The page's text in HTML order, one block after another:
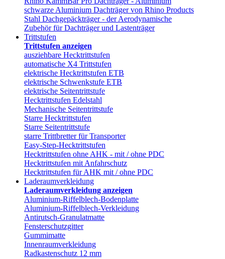
schwarze Aluminium Dachträger von Rhino Products
Stahl Dachgepäckträger - der Aerodynamische
Zubehör für Dachträger und Lastenträger
Trittstufen
Trittstufen anzeigen
ausziehbare Hecktrittstufen
automatische X4 Trittstufen
elektrische Hecktrittstufen ETB
elektrische Schwenkstufe ETB
elektrische Seitentrittstufe
Hecktrittstufen Edelstahl
Mechanische Seitentrittstufe
Starre Hecktrittstufen
Starre Seitentrittstufe
starre Trittbretter für Transporter
Easy-Step-Hecktrittstufen
Hecktrittstufen ohne AHK - mit / ohne PDC
Hecktrittstufen mit Anfahrschutz
Hecktrittstufen für AHK mit / ohne PDC
Laderaumverkleidung
Laderaumverkleidung anzeigen
Aluminium-Riffelblech-Bodenplatte
Aluminium-Riffelblech-Verkleidung
Antirutsch-Granulatmatte
Fensterschutzgitter
Gummimatte
Innenraumverkleidung
Radkastenschutz 12 mm